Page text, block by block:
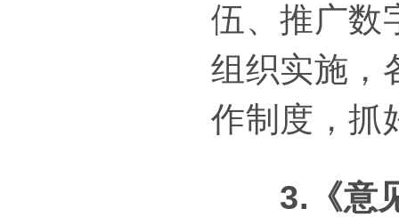
伍、推广数
组织实施，
作制度，抓
3.《意